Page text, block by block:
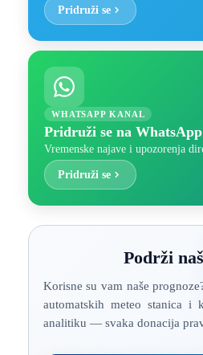
Pridruži se
WHATSAPP KANAL
Pridruži se na WhatsApp
Vremenske najave i upozorenja
Pridruži se
Podrži
Korisne su vam naše
automatskih meteo stanica i
analitiku — svaka donacija